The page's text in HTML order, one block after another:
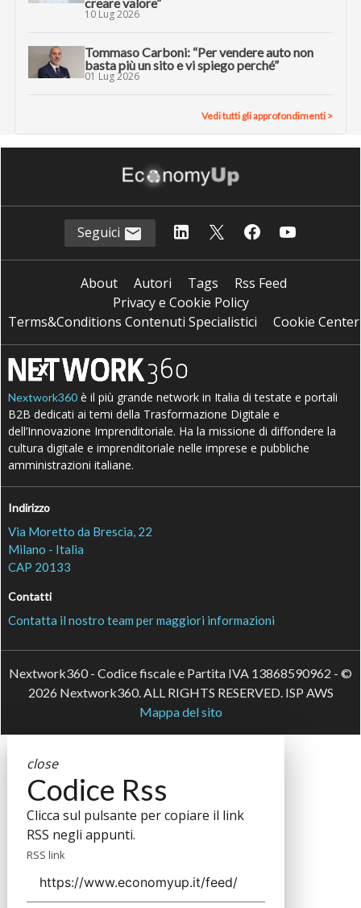
10 Lug 2026
Tommaso Carboni: “Per vendere auto non
basta più un sito e vi spiego perché”
01 Lug 2026
Vedi tutti gli approfondimenti >
Seguici
About Autori Tags
Rss Feed
Privacy e Cookie Policy
Terms&Conditions Contenuti Specialistici
Cookie Center
Nextwork360 è il più grande network in Italia di testate e portali
B2B dedicati ai temi della Trasformazione Digitale e
dell’Innovazione Imprenditoriale. Ha la missione di diffondere la
cultura digitale e imprenditoriale nelle imprese e pubbliche
amministrazioni italiane.
Indirizzo
Via Moretto da Brescia, 22
Milano - Italia
CAP 20133
Contatti
Contatta il nostro team per maggiori informazioni
Nextwork360 - Codice fiscale e Partita IVA 13868590962 - ©
2026 Nextwork360. ALL RIGHTS RESERVED. ISP AWS
Mappa del sito
close
Codice Rss
Clicca sul pulsante per copiare il link
RSS negli appunti.
RSS link